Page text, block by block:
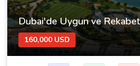
160,000 USD